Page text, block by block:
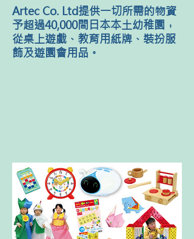
Artec Co. Ltd提供一切所需的物資
予超過40,000間日本本土幼稚園，
從桌上遊戲、教育用紙牌、裝扮服
飾及遊園會用品。